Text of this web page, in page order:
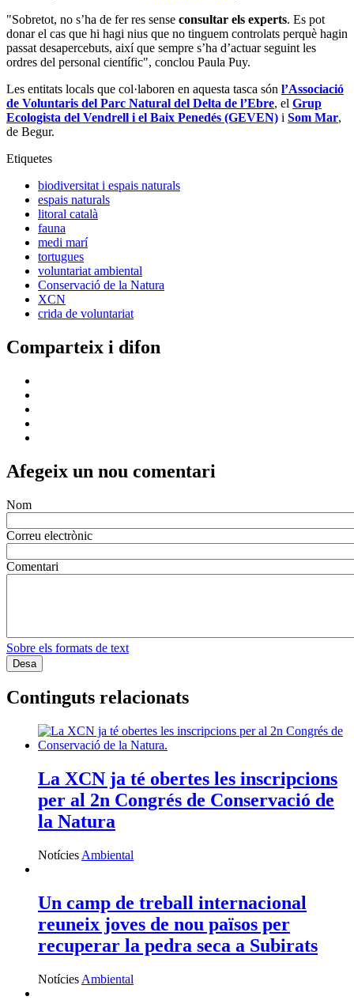
"Sobretot, no s’ha de fer res sense consultar els experts. Es pot
donar el cas que hi hagi nius que no tinguem controlats perquè hagin
passat desapercebuts, així que sempre s’ha d’actuar seguint les
ordres del personal científic", conclou Paula Puy.
Les entitats locals que col·laboren en aquesta tasca són l’Associació
de Voluntaris del Parc Natural del Delta de l’Ebre, el Grup
Ecologista del Vendrell i el Baix Penedés (GEVEN) i Som Mar,
de Begur.
Etiquetes
biodiversitat i espais naturals
espais naturals
litoral català
fauna
medi marí
tortugues
voluntariat ambiental
Conservació de la Natura
XCN
crida de voluntariat
Comparteix i difon
Afegeix un nou comentari
Nom
Correu electrònic
Comentari
Sobre els formats de text
Continguts relacionats
La XCN ja té obertes les inscripcions
per al 2n Congrés de Conservació de
la Natura
Notícies Ambiental
Un camp de treball internacional
reuneix joves de nou països per
recuperar la pedra seca a Subirats
Notícies Ambiental